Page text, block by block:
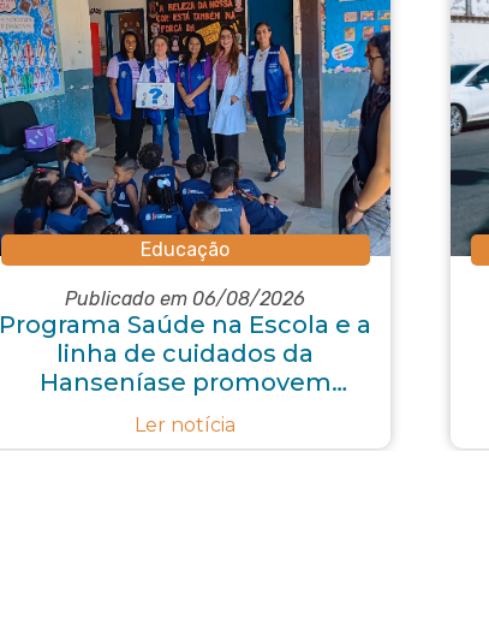
Educação
Publicado em 06/08/2026
Programa Saúde na Escola e a
linha de cuidados da
Hanseníase promovem
conscientização sobre
hanseníase na E.M Adelaide
Ler notícia